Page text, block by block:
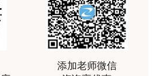
行西侧）。
朝阳市朝阳大街三段112号劳
办公室1610室。
动、有趣、易于理解，支持！
择李娜老师的课程学习，讲解
添加老师微信